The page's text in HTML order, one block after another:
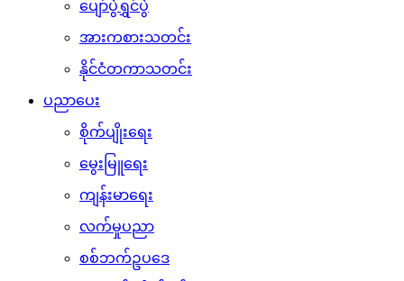
ပျော်ပွဲရွှင်ပွဲ
အားကစားသတင်း
နိုင်ငံတကာသတင်း
ပညာပေး
စိုက်ပျိုးရေး
မွေးမြူရေး
ကျန်းမာရေး
လက်မှုပညာ
စစ်ဘက်ဥပဒေ